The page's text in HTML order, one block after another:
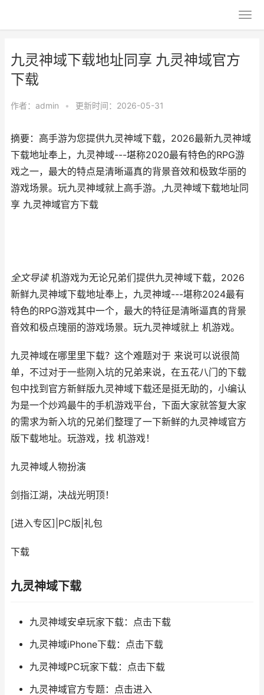
九灵神域下载地址同享 九灵神域官方
下载
作者： admin • 更新时间：2026-05-31
摘要：高手游为您提供九灵神域下载，2026最新九灵神域
下载地址奉上，九灵神域---堪称2020最有特色的RPG游
戏之一，最大的特点是清晰逼真的背景音效和极致华丽的
游戏场景。玩九灵神域就上高手游。,九灵神域下载地址同
享 九灵神域官方下载
全文导读机游戏为无论兄弟们提供九灵神域下载，2026
新鲜九灵神域下载地址奉上，九灵神域---堪称2024最有
特色的RPG游戏其中一个，最大的特征是清晰逼真的背景
音效和极点瑰丽的游戏场景。玩九灵神域就上 机游戏。
九灵神域在哪里里下载？这个难题对于 来说可以说很简
单，不过对于一些刚入坑的兄弟来说，在五花八门的下载
包中找到官方新鲜版九灵神域下载还是挺无助的，小编认
为是一个炒鸡最牛的手机游戏平台，下面大家就答复大家
的需求为新入坑的兄弟们整理了一下新鲜的九灵神域官方
版下载地址。玩游戏，找 机游戏！
九灵神域人物扮演
剑指江湖，决战光明顶！
[进入专区] PC版 礼包
下载
九灵神域下载
九灵神域安卓玩家下载：点击下载
九灵神域iPhone下载：点击下载
九灵神域PC玩家下载：点击下载
九灵神域官方专题：点击进入